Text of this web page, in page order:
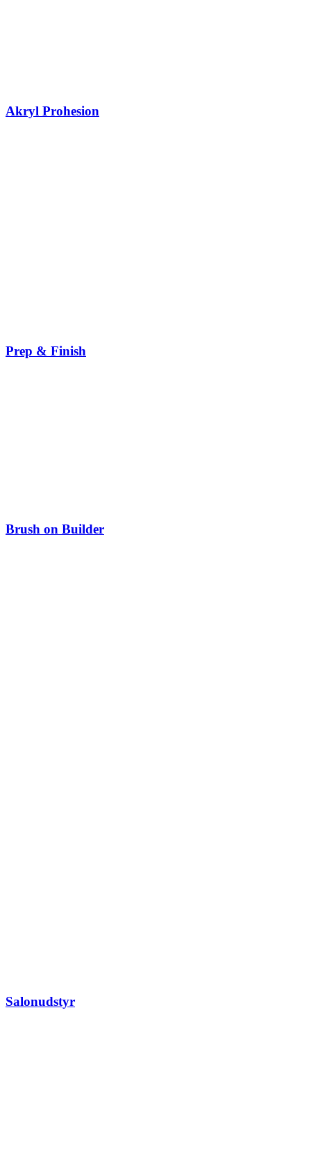
Akryl Prohesion
Prep & Finish
Brush on Builder
Salonudstyr